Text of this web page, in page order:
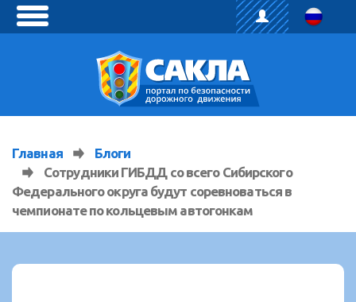
toggle
Главная
Блоги
Сотрудники ГИБДД со всего Сибирского
Федерального округа будут соревноваться в
чемпионате по кольцевым автогонкам